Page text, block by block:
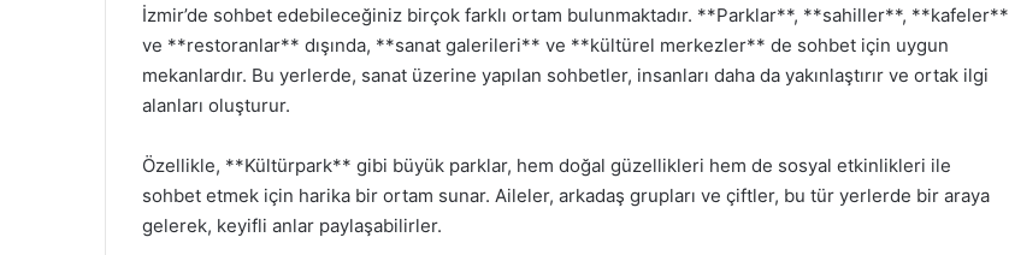
İzmir’de sohbet edebileceğiniz birçok farklı ortam bulunmaktadır. **Parklar**, **sahiller**, **kafeler**
ve **restoranlar** dışında, **sanat galerileri** ve **kültürel merkezler** de sohbet için uygun
mekanlardır. Bu yerlerde, sanat üzerine yapılan sohbetler, insanları daha da yakınlaştırır ve ortak ilgi
alanları oluşturur.
Özellikle, **Kültürpark** gibi büyük parklar, hem doğal güzellikleri hem de sosyal etkinlikleri ile
sohbet etmek için harika bir ortam sunar. Aileler, arkadaş grupları ve çiftler, bu tür yerlerde bir araya
gelerek, keyifli anlar paylaşabilirler.